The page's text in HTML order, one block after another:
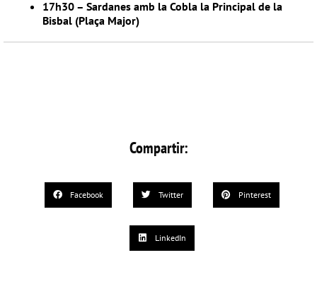
17h30 – Sardanes amb la Cobla la Principal de la
Bisbal (Plaça Major)
Compartir:
Facebook Twitter Pinterest
LinkedIn